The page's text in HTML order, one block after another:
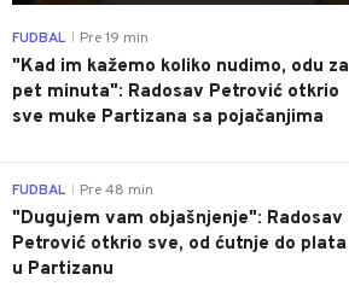
FUDBAL Pre 19 min
"Kad im kažemo koliko nudimo, odu za
pet minuta": Radosav Petrović otkrio
sve muke Partizana sa pojačanjima
FUDBAL Pre 48 min
"Dugujem vam objašnjenje": Radosav
Petrović otkrio sve, od ćutnje do plata
u Partizanu